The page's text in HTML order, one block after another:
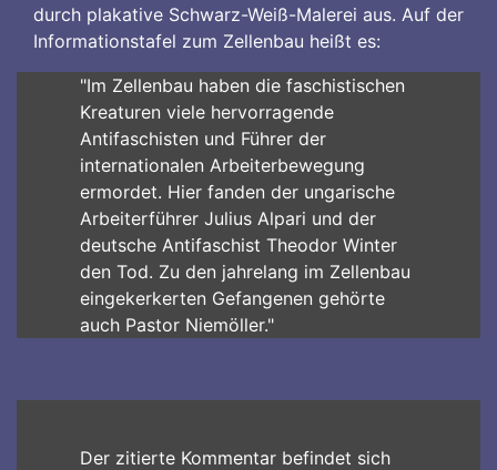
durch plakative Schwarz-Weiß-Malerei aus. Auf der
Informationstafel zum Zellenbau heißt es:
"Im Zellenbau haben die faschistischen
Kreaturen viele hervorragende
Antifaschisten und Führer der
internationalen Arbeiterbewegung
ermordet. Hier fanden der ungarische
Arbeiterführer Julius Alpari und der
deutsche Antifaschist Theodor Winter
den Tod. Zu den jahrelang im Zellenbau
eingekerkerten Gefangenen gehörte
auch Pastor Niemöller."
Der zitierte Kommentar befindet sich